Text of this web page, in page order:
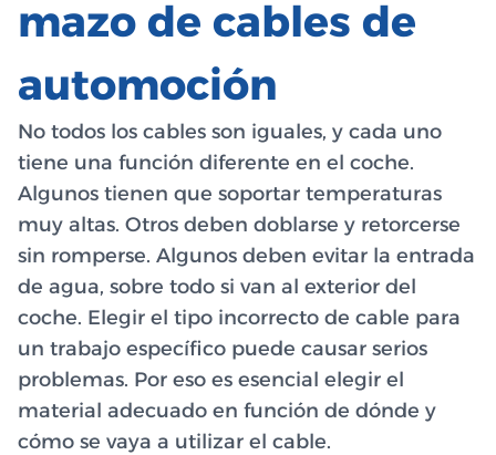
mazo de cables de
automoción
No todos los cables son iguales, y cada uno
tiene una función diferente en el coche.
Algunos tienen que soportar temperaturas
muy altas. Otros deben doblarse y retorcerse
sin romperse. Algunos deben evitar la entrada
de agua, sobre todo si van al exterior del
coche. Elegir el tipo incorrecto de cable para
un trabajo específico puede causar serios
problemas. Por eso es esencial elegir el
material adecuado en función de dónde y
cómo se vaya a utilizar el cable.